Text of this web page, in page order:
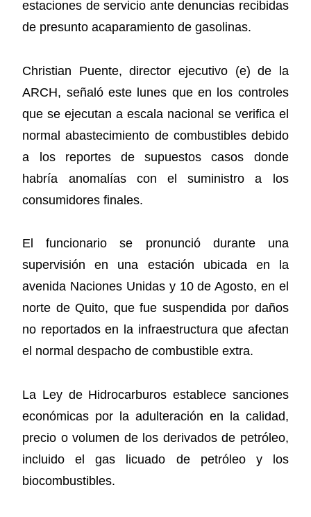
estaciones de servicio ante denuncias recibidas
de presunto acaparamiento de gasolinas.
Christian Puente, director ejecutivo (e) de la
ARCH, señaló este lunes que en los controles
que se ejecutan a escala nacional se verifica el
normal abastecimiento de combustibles debido
a los reportes de supuestos casos donde
habría anomalías con el suministro a los
consumidores finales.
El funcionario se pronunció durante una
supervisión en una estación ubicada en la
avenida Naciones Unidas y 10 de Agosto, en el
norte de Quito, que fue suspendida por daños
no reportados en la infraestructura que afectan
el normal despacho de combustible extra.
La Ley de Hidrocarburos establece sanciones
económicas por la adulteración en la calidad,
precio o volumen de los derivados de petróleo,
incluido el gas licuado de petróleo y los
biocombustibles.